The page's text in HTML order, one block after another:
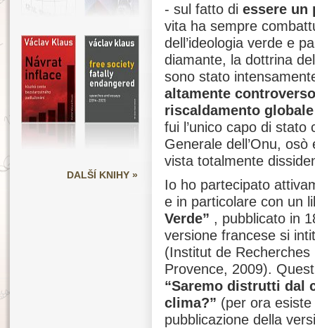
DALŠÍ KNIHY »
- sul fatto di essere un
vita ha sempre
dell’ideologia verde e
diamante, la dottrina
sono stato
altamente
riscaldamento globale
fui l’unico capo di stato
Generale dell’Onu,
vista totalmente
Io ho partecipato
e in particolare con un
Verde” , pubblicato in
versione francese si
(Institut de
Provence, 2009).
“Saremo distrutti dal
clima?” (per ora
pubblicazione della